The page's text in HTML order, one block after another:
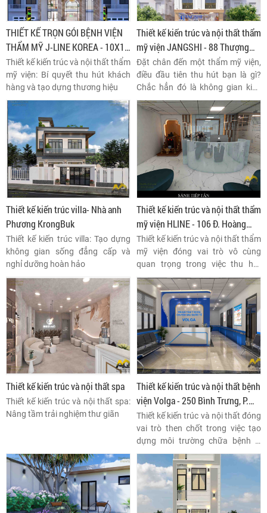
THIẾT KẾ TRỌN GÓI BỆNH VIỆN
THẨM MỸ J-LINE KOREA - 10X11
- 41 PHỔ QUANG , TPHCM
Thiết kế kiến trúc và nội thất thẩm
mỹ viện: Bí quyết thu hút khách
hàng và tạo dựng thương hiệu
Thiết kế kiến trúc và nội thất thẩm
mỹ viện JANGSHI - 88 Thượng
Đình,Thanh Xuân,Hà Nội
Đặt chân đến một thẩm mỹ viện,
điều đầu tiên thu hút bạn là gì?
Chắc hẳn đó là không gian kiến
trúc và nội thất. Một thiết kế đẹp,
sang trọng và tinh tế sẽ khiến bạn
cảm thấy thoải mái, thư giãn và
an tâm khi sử dụng dịch vụ.
Thiết kế kiến trúc villa- Nhà anh
Phương KrongBuk
Thiết kế kiến trúc villa: Tạo dựng
không gian sống đẳng cấp và
nghỉ dưỡng hoàn hảo
Thiết kế kiến trúc và nội thất thẩm
mỹ viện HLINE - 106 Đ. Hoàng
Quốc Việt, Cổ Nhuế, Cầu Giấy, Hà
Nội
Thiết kế kiến trúc và nội thất thẩm
mỹ viện đóng vai trò vô cùng
quan trọng trong việc thu hút
khách hàng và tạo dựng thương
hiệu cho spa. Một không gian
đẹp, sang trọng, tinh tế sẽ mang
đến cho khách hàng cảm giác
thoải mái, thư giãn và an tâm khi
sử dụng dịch vụ.
Thiết kế kiến trúc và nội thất spa
Thiết kế kiến trúc và nội thất spa:
Nâng tầm trải nghiệm thư giãn
Thiết kế kiến trúc và nội thất bệnh
viện Volga - 250 Bình Trưng, P.
Cát Lái, Thành phố Thủ Đức ,
TPHCM
Thiết kế kiến trúc và nội thất đóng
vai trò then chốt trong việc tạo
dựng môi trường chữa bệnh lý
tưởng cho cả bệnh nhân và nhân
viên y tế.